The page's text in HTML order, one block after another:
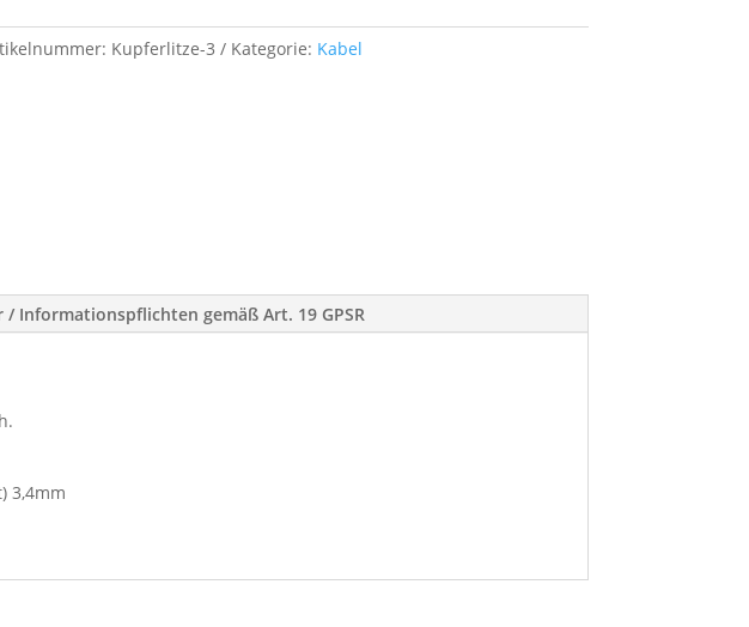
Kupferlitze-3 Kategorie: Kabel
/ Informationspflichten gemäß Art. 19 GPSR
3,4mm